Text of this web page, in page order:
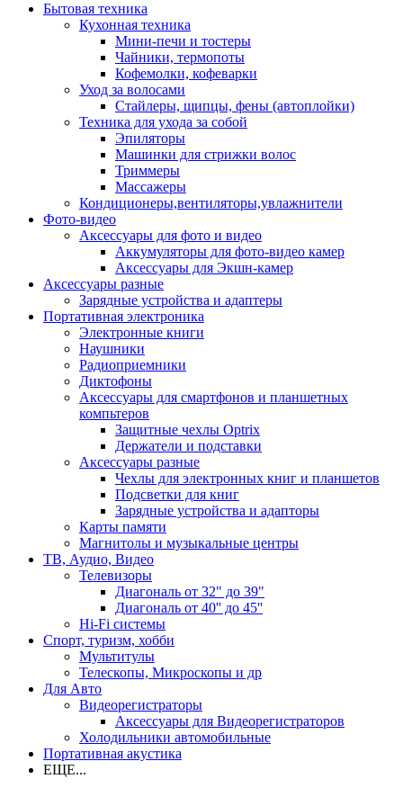
Бытовая техника
Кухонная техника
Мини-печи и тостеры
Чайники, термопоты
Кофемолки, кофеварки
Уход за волосами
Стайлеры, щипцы, фены (автоплойки)
Техника для ухода за собой
Эпиляторы
Машинки для стрижки волос
Триммеры
Массажеры
Кондиционеры,вентиляторы,увлажнители
Фото-видео
Аксессуары для фото и видео
Аккумуляторы для фото-видео камер
Аксессуары для Экшн-камер
Аксессуары разные
Зарядные устройства и адаптеры
Портативная электроника
Электронные книги
Наушники
Радиоприемники
Диктофоны
Аксессуары для смартфонов и планшетных
компьтеров
Защитные чехлы Optrix
Держатели и подставки
Аксессуары разные
Чехлы для электронных книг и планшетов
Подсветки для книг
Зарядные устройства и адапторы
Карты памяти
Магнитолы и музыкальные центры
ТВ, Аудио, Видео
Телевизоры
Диагональ от 32" до 39"
Диагональ от 40'' до 45''
Hi-Fi системы
Спорт, туризм, хобби
Мультитулы
Телескопы, Микроскопы и др
Для Авто
Видеорегистраторы
Аксессуары для Видеорегистраторов
Холодильники автомобильные
Портативная акустика
ЕЩЕ...